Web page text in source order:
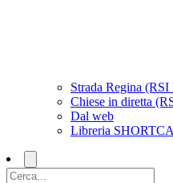
Strada Regina
Chiese in diretta
Dal web
Libreria